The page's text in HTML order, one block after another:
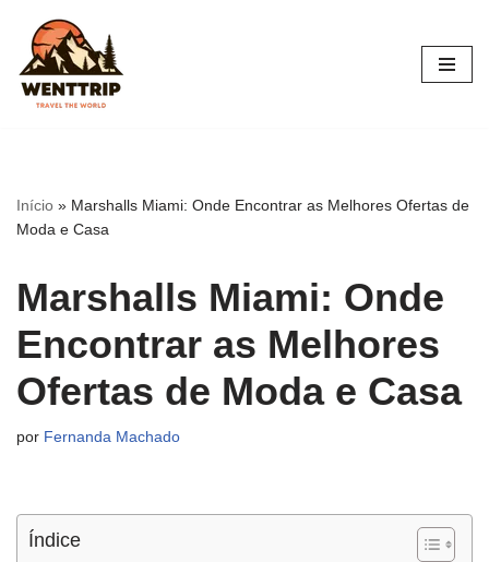
Pular
para
Início » Marshalls Miami: Onde Encontrar as Melhores Ofertas de
Moda e Casa
Marshalls Miami: Onde
Encontrar as Melhores
Ofertas de Moda e Casa
por Fernanda Machado
Índice